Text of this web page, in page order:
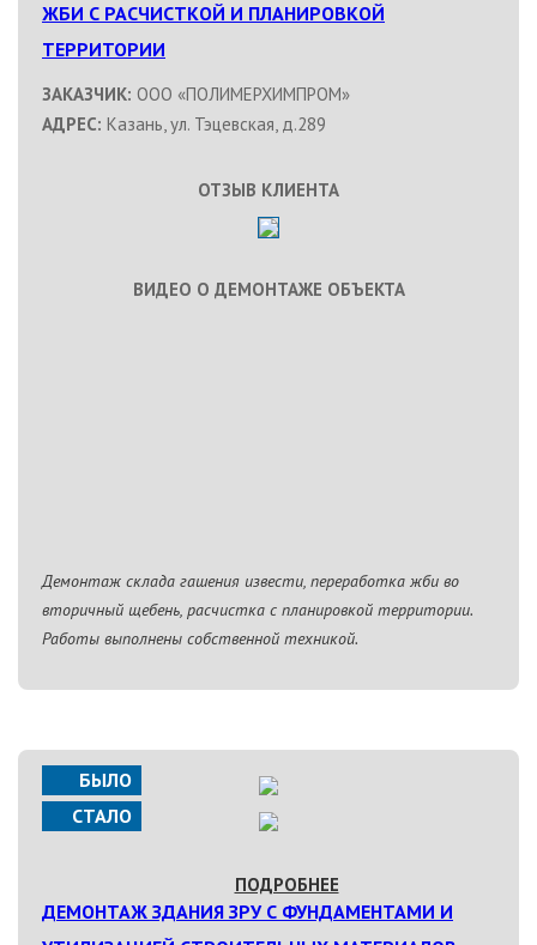
ЖБИ С РАСЧИСТКОЙ И ПЛАНИРОВКОЙ
ТЕРРИТОРИИ
ЗАКАЗЧИК: ООО «ПОЛИМЕРХИМПРОМ»
АДРЕС: Казань, ул. Тэцевская, д.289
ОТЗЫВ КЛИЕНТА
ВИДЕО О ДЕМОНТАЖЕ ОБЪЕКТА
Демонтаж склада гашения извести, переработка жби во
вторичный щебень, расчистка с планировкой территории.
Работы выполнены собственной техникой.
БЫЛО
СТАЛО
ПОДРОБНЕЕ
ДЕМОНТАЖ ЗДАНИЯ ЗРУ С ФУНДАМЕНТАМИ И